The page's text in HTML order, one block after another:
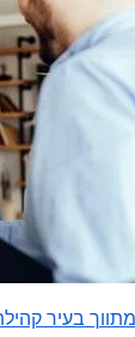
בעיר